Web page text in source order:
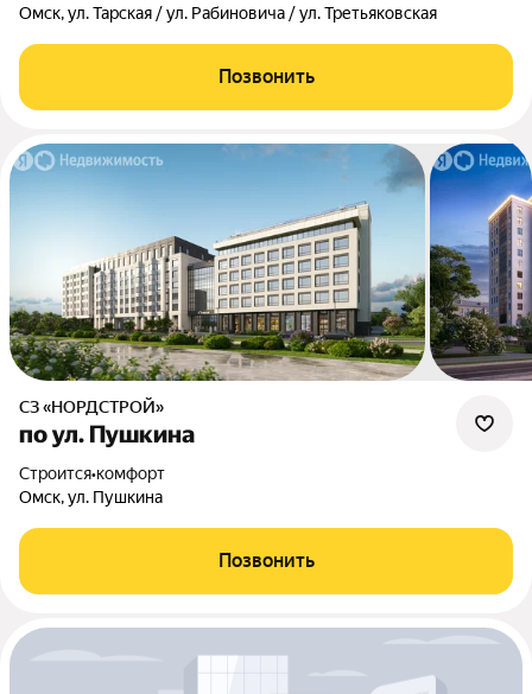
Омск, ул. Тарская / ул. Рабиновича / ул. Третьяковская
Позвонить
СЗ «НОРДСТРОЙ»
по ул. Пушкина
Строится•комфорт
Омск, ул. Пушкина
Позвонить